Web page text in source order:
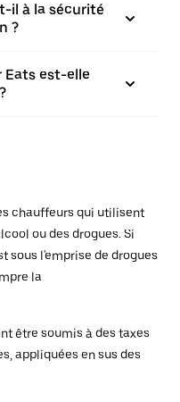
il à la sécurité
?
Eats est-elle
chauffeurs qui utilisent
ou des drogues. Si
sous l'emprise de drogues
la
être soumis à des taxes
appliquées en sus des